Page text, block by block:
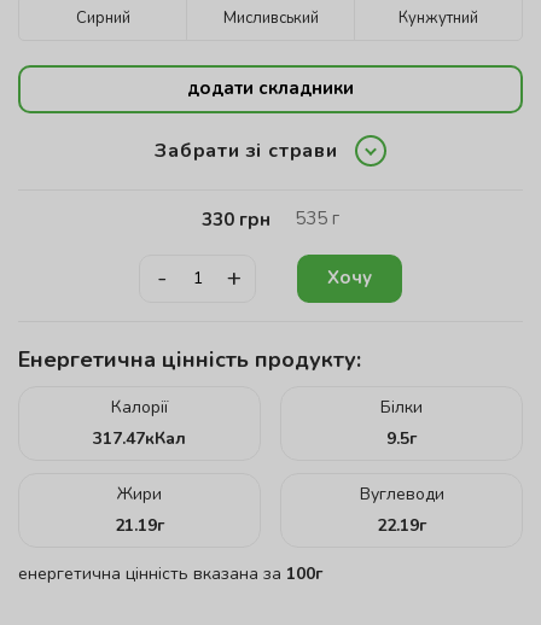
Сирний Мисливський Кунжутний
додати складники
Забрати зі страви
330 грн 535 г
- + Хочу
Енергетична цінність продукту:
Калорії
317.47кКал
Білки
9.5г
Жири
21.19г
Вуглеводи
22.19г
енергетична цінність вказана за 100г